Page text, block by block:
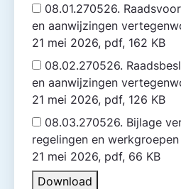
08.01.270526.
en aanwijzingen
21 mei 2026, pdf, 162 KB
08.02.270526.
en aanwijzingen
21 mei 2026, pdf, 126 KB
08.03.270526. Bijlage
regelingen en werkgroepen
21 mei 2026, pdf, 66 KB
Download